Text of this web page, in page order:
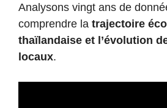
Analysons vingt ans de
comprendre la trajectoire
thaïlandaise et l’évolution
locaux.